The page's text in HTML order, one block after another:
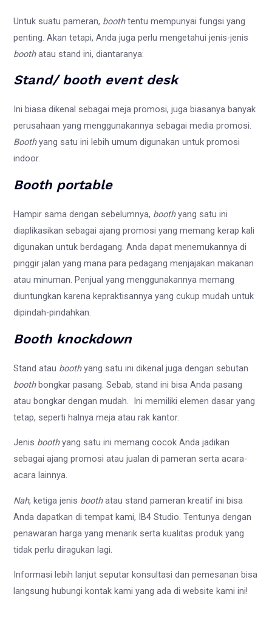
Untuk suatu pameran, boothtentu mempunyai fungsi yang
penting. Akan tetapi, Anda juga perlu mengetahui jenis-jenis
boothatau stand ini, diantaranya:
Stand/ booth event desk
Ini biasa dikenal sebagai meja promosi, juga biasanya banyak
perusahaan yang menggunakannya sebagai media promosi.
Boothyang satu ini lebih umum digunakan untuk promosi
indoor.
Booth portable
Hampir sama dengan sebelumnya, boothyang satu ini
diaplikasikan sebagai ajang promosi yang memang kerap kali
digunakan untuk berdagang. Anda dapat menemukannya di
pinggir jalan yang mana para pedagang menjajakan makanan
atau minuman. Penjual yang menggunakannya memang
diuntungkan karena kepraktisannya yang cukup mudah untuk
dipindah-pindahkan.
Booth knockdown
Stand atau boothyang satu ini dikenal juga dengan sebutan
boothbongkar pasang. Sebab, stand ini bisa Anda pasang
atau bongkar dengan mudah. Ini memiliki elemen dasar yang
tetap, seperti halnya meja atau rak kantor.
Jenis boothyang satu ini memang cocok Anda jadikan
sebagai ajang promosi atau jualan di pameran serta acara-
acara lainnya.
Nah, ketiga jenis boothatau stand pameran kreatif ini bisa
Anda dapatkan di tempat kami, IB4 Studio. Tentunya dengan
penawaran harga yang menarik serta kualitas produk yang
tidak perlu diragukan lagi.
Informasi lebih lanjut seputar konsultasi dan pemesanan bisa
langsung hubungi kontak kami yang ada di website kami ini!